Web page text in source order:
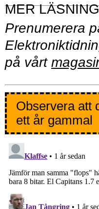
Prenumerera
på vårt
Observera att
ett år gammal